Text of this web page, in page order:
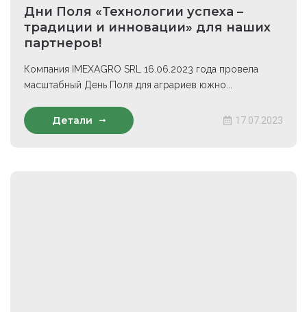
Дни Поля «Технологии успеха –
традиции и инновации» для наших
партнеров!
Компания IMEXAGRO SRL 16.06.2023 года провела
масштабный День Поля для аграриев южно...
Детали 17.07.2023